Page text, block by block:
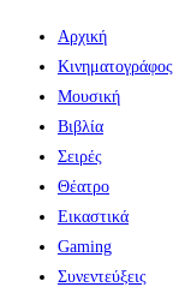
Αρχική
Κινηματογράφος
Μουσική
Βιβλία
Σειρές
Θέατρο
Εικαστικά
Gaming
Συνεντεύξεις